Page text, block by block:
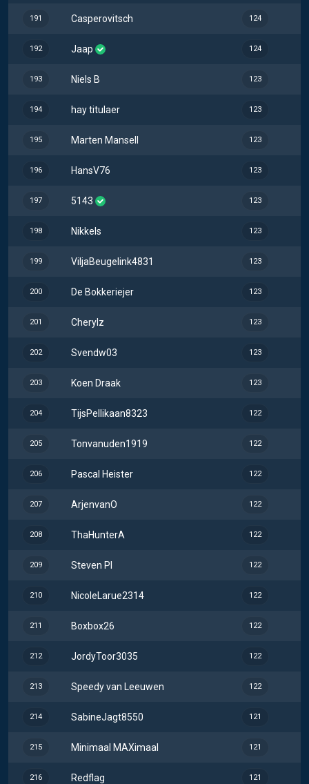
191 Casperovitsch 124
192 Jaap 124
193 Niels B 123
194 hay titulaer 123
195 Marten Mansell 123
196 HansV76 123
197 5143 123
198 Nikkels 123
199 ViljaBeugelink4831 123
200 De Bokkeriejer 123
201 Cherylz 123
202 Svendw03 123
203 Koen Draak 123
204 TijsPellikaan8323 122
205 Tonvanuden1919 122
206 Pascal Heister 122
207 ArjenvanO 122
208 ThaHunterA 122
209 Steven Pl 122
210 NicoleLarue2314 122
211 Boxbox26 122
212 JordyToor3035 122
213 Speedy van Leeuwen 122
214 SabineJagt8550 121
215 Minimaal MAXimaal 121
216 Redflag 121